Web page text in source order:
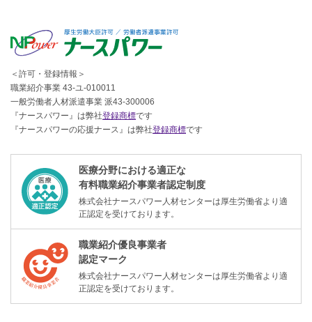
＜許可・登録情報＞
職業紹介事業 43-ユ-010011
一般労働者人材派遣事業 派43-300006
『ナースパワー』は弊社登録商標です
『ナースパワーの応援ナース』は弊社登録商標です
医療分野における適正な
有料職業紹介事業者認定制度
株式会社ナースパワー人材センターは厚生労働省より適
正認定を受けております。
職業紹介優良事業者
認定マーク
株式会社ナースパワー人材センターは厚生労働省より適
正認定を受けております。